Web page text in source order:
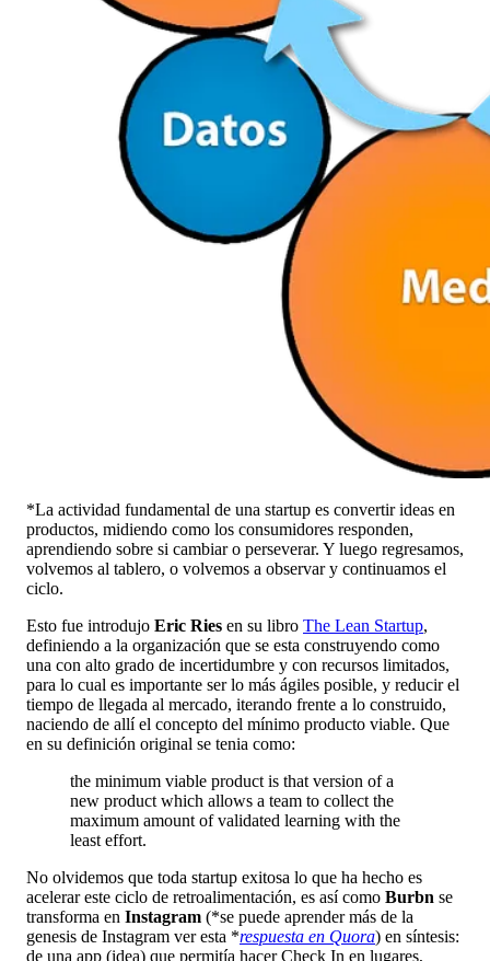
*La actividad fundamental de una startup es convertir ideas en
productos, midiendo como los consumidores responden,
aprendiendo sobre si cambiar o perseverar. Y luego regresamos,
volvemos al tablero, o volvemos a observar y continuamos el
ciclo.
Esto fue introdujo Eric Ries en su libro The Lean Startup,
definiendo a la organización que se esta construyendo como
una con alto grado de incertidumbre y con recursos limitados,
para lo cual es importante ser lo más ágiles posible, y reducir el
tiempo de llegada al mercado, iterando frente a lo construido,
naciendo de allí el concepto del mínimo producto viable. Que
en su definición original se tenia como:
the minimum viable product is that version of a
new product which allows a team to collect the
maximum amount of validated learning with the
least effort.
No olvidemos que toda startup exitosa lo que ha hecho es
acelerar este ciclo de retroalimentación, es así como Burbn se
transforma en Instagram (*se puede aprender más de la
genesis de Instagram ver esta *respuesta en Quora) en síntesis:
de una app (idea) que permitía hacer Check In en lugares,